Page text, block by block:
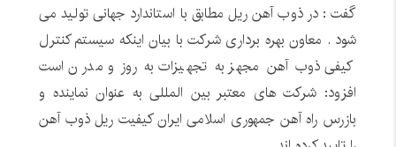
گفت : در ذوب آهن ریل مطابق با استاندارد جهانی تولید می
شود . معاون بهره برداری شرکت با بیان اینکه سیستم کنترل
کیفی ذوب آهن مجهز به تجهیزات به روز و مدرن است
افزود: شرکت های معتبر بین المللی به عنوان نماینده و
بازرس راه آهن جمهوری اسلامی ایران کیفیت ریل ذوب آهن